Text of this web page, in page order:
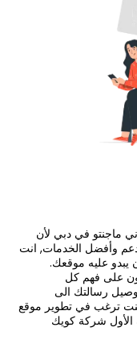
ماجنتو في دبي لأن
وأفضل الخدمات, انت
عليه موقعك.
على فهم كل
رسالتك الى
كنت ترغب في تطوير موقع
الأول شركة كويك